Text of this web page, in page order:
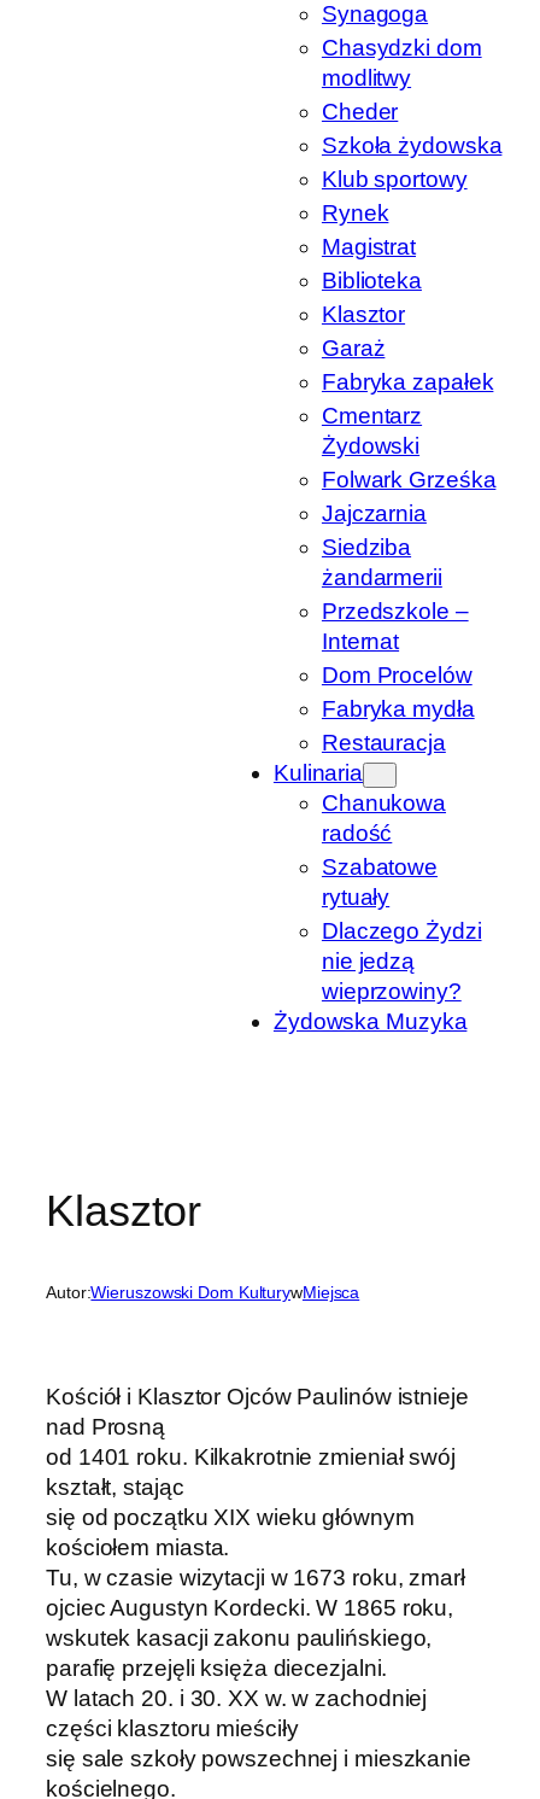
Synagoga
Chasydzki dom
modlitwy
Cheder
Szkoła żydowska
Klub sportowy
Rynek
Magistrat
Biblioteka
Klasztor
Garaż
Fabryka zapałek
Cmentarz
Żydowski
Folwark Grześka
Jajczarnia
Siedziba
żandarmerii
Przedszkole –
Internat
Dom Procelów
Fabryka mydła
Restauracja
Kulinaria
Chanukowa
radość
Szabatowe
rytuały
Dlaczego Żydzi
nie jedzą
wieprzowiny?
Żydowska Muzyka
Klasztor
Autor:Wieruszowski Dom KulturywMiejsca
Kościół i Klasztor Ojców Paulinów istnieje
nad Prosną
od 1401 roku. Kilkakrotnie zmieniał swój
kształt, stając
się od początku XIX wieku głównym
kościołem miasta.
Tu, w czasie wizytacji w 1673 roku, zmarł
ojciec Augustyn Kordecki. W 1865 roku,
wskutek kasacji zakonu paulińskiego,
parafię przejęli księża diecezjalni.
W latach 20. i 30. XX w. w zachodniej
części klasztoru mieściły
się sale szkoły powszechnej i mieszkanie
kościelnego.